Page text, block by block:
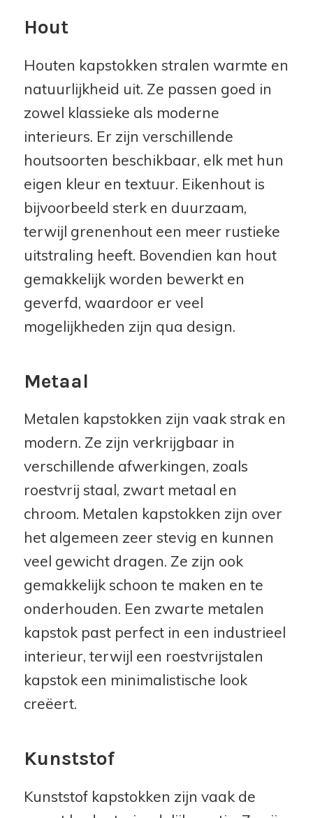
Hout
Houten kapstokken stralen warmte en
natuurlijkheid uit. Ze passen goed in
zowel klassieke als moderne
interieurs. Er zijn verschillende
houtsoorten beschikbaar, elk met hun
eigen kleur en textuur. Eikenhout is
bijvoorbeeld sterk en duurzaam,
terwijl grenenhout een meer rustieke
uitstraling heeft. Bovendien kan hout
gemakkelijk worden bewerkt en
geverfd, waardoor er veel
mogelijkheden zijn qua design.
Metaal
Metalen kapstokken zijn vaak strak en
modern. Ze zijn verkrijgbaar in
verschillende afwerkingen, zoals
roestvrij staal, zwart metaal en
chroom. Metalen kapstokken zijn over
het algemeen zeer stevig en kunnen
veel gewicht dragen. Ze zijn ook
gemakkelijk schoon te maken en te
onderhouden. Een zwarte metalen
kapstok past perfect in een industrieel
interieur, terwijl een roestvrijstalen
kapstok een minimalistische look
creëert.
Kunststof
Kunststof kapstokken zijn vaak de